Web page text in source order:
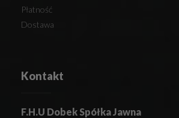
Płatność
Dostawa
Kontakt
F.H.U Dobek Spółka Jawna